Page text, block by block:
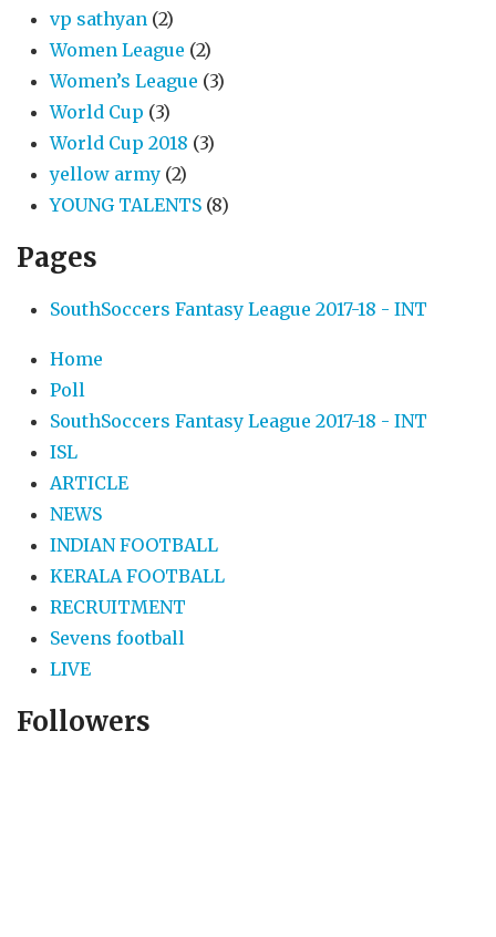
vp sathyan (2)
Women League (2)
Women’s League (3)
World Cup (3)
World Cup 2018 (3)
yellow army (2)
YOUNG TALENTS (8)
Pages
SouthSoccers Fantasy League 2017-18 - INT
Home
Poll
SouthSoccers Fantasy League 2017-18 - INT
ISL
ARTICLE
NEWS
INDIAN FOOTBALL
KERALA FOOTBALL
RECRUITMENT
Sevens football
LIVE
Followers